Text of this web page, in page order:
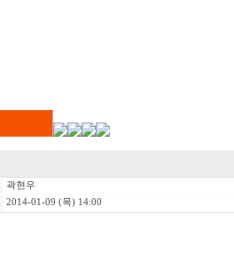
곽현우
2014-01-09 (목) 14:00